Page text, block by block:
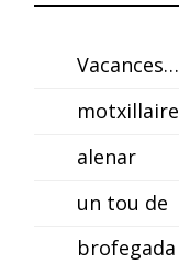
Vacances…
motxillaire
alenar
un tou de
brofegada